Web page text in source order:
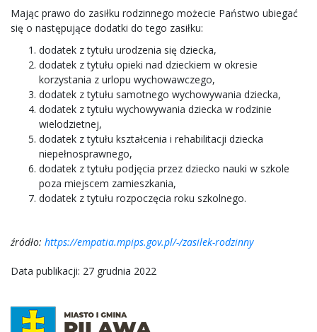
Mając prawo do zasiłku rodzinnego możecie Państwo ubiegać
się o następujące dodatki do tego zasiłku:
dodatek z tytułu urodzenia się dziecka,
dodatek z tytułu opieki nad dzieckiem w okresie
korzystania z urlopu wychowawczego,
dodatek z tytułu samotnego wychowywania dziecka,
dodatek z tytułu wychowywania dziecka w rodzinie
wielodzietnej,
dodatek z tytułu kształcenia i rehabilitacji dziecka
niepełnosprawnego,
dodatek z tytułu podjęcia przez dziecko nauki w szkole
poza miejscem zamieszkania,
dodatek z tytułu rozpoczęcia roku szkolnego.
źródło: https://empatia.mpips.gov.pl/-/zasilek-rodzinny
Data publikacji: 27 grudnia 2022